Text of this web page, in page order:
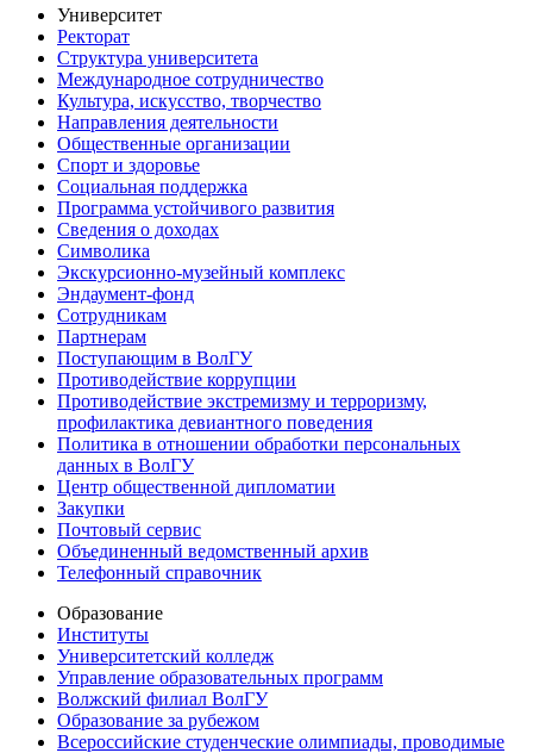
Университет
Ректорат
Структура университета
Международное сотрудничество
Культура, искусство, творчество
Направления деятельности
Общественные организации
Спорт и здоровье
Социальная поддержка
Программа устойчивого развития
Сведения о доходах
Символика
Экскурсионно-музейный комплекс
Эндаумент-фонд
Сотрудникам
Партнерам
Поступающим в ВолГУ
Противодействие коррупции
Противодействие экстремизму и терроризму,
профилактика девиантного поведения
Политика в отношении обработки персональных
данных в ВолГУ
Центр общественной дипломатии
Закупки
Почтовый сервис
Объединенный ведомственный архив
Телефонный справочник
Образование
Институты
Университетский колледж
Управление образовательных программ
Волжский филиал ВолГУ
Образование за рубежом
Всероссийские студенческие олимпиады, проводимые